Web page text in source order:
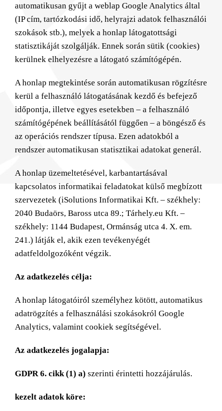
automatikusan gyűjt a weblap Google Analytics által
(IP cím, tartózkodási idő, helyrajzi adatok felhasználói
szokások stb.), melyek a honlap látogatottsági
statisztikáját szolgálják. Ennek során sütik (cookies)
kerülnek elhelyezésre a látogató számítógépén.
A honlap megtekintése során automatikusan rögzítésre
kerül a felhasználó látogatásának kezdő és befejező
időpontja, illetve egyes esetekben – a felhasználó
számítógépének beállításától függően – a böngésző és
az operációs rendszer típusa. Ezen adatokból a
rendszer automatikusan statisztikai adatokat generál.
A honlap üzemeltetésével, karbantartásával
kapcsolatos informatikai feladatokat külső megbízott
szervezetek (iSolutions Informatikai Kft. – székhely:
2040 Budaörs, Baross utca 89.; Tárhely.eu Kft. –
székhely: 1144 Budapest, Ormánság utca 4. X. em.
241.) látják el, akik ezen tevékenyégét
adatfeldolgozóként végzik.
Az adatkezelés célja:
A honlap látogatóiról személyhez kötött, automatikus
adatrögzítés a felhasználási szokásokról Google
Analytics, valamint cookiek segítségével.
Az adatkezelés jogalapja:
GDPR 6. cikk (1) a) szerinti érintetti hozzájárulás.
kezelt adatok köre: